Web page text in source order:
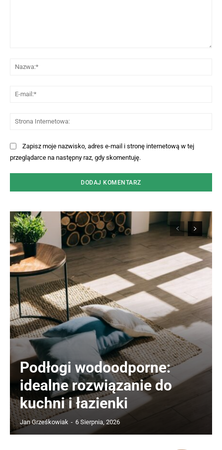
Zapisz moje nazwisko, adres e-mail i stronę internetową w tej
przeglądarce na następny raz, gdy skomentuję.
Podłogi wodoodporne:
idealne rozwiązanie do
kuchni i łazienki
Jan Grześkowiak - 6 Sierpnia, 2026